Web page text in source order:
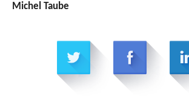
Michel Taube